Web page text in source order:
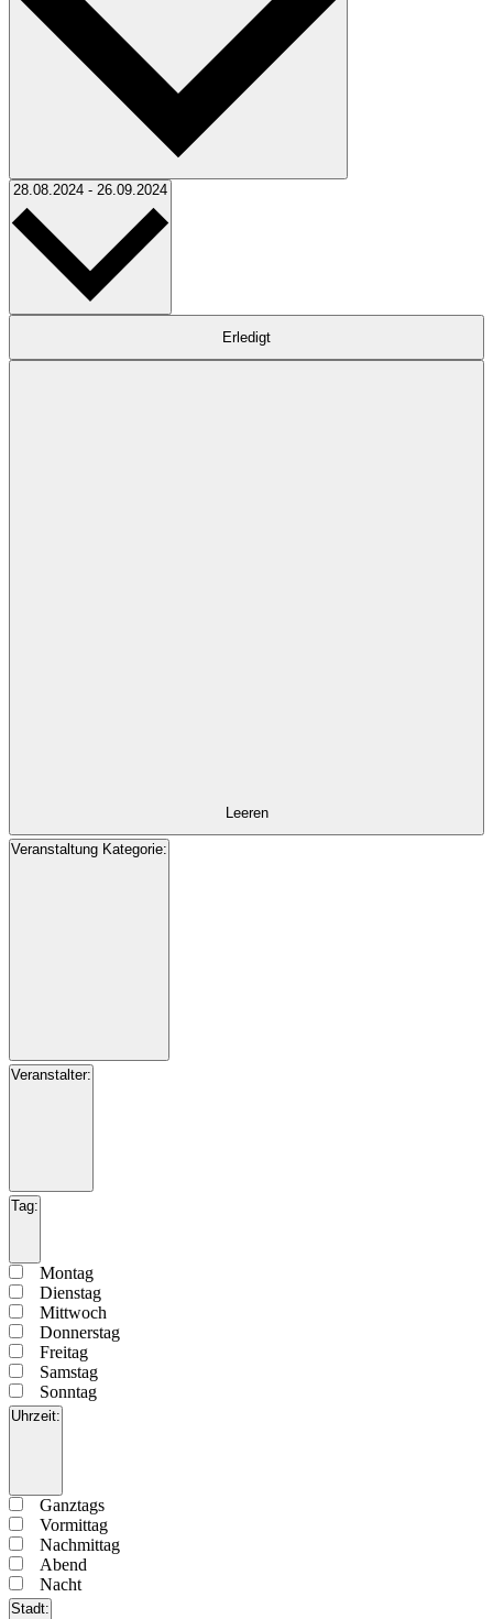
28.08.2024 - 26.09.2024 Datum
Filter
Das
der
Erledigt
Leeren
Veranstaltung Kategorie:
Filter
schließen
Veranstaltung
Veranstalter:
öffnenFilter
Veranstalter
Tag:
öffnen
Filter
schließen
Tag
Montag
Dienstag
Mittwoch
Donnerstag
Freitag
Samstag
Sonntag
Uhrzeit:
öffnenFilter
schließen
UhrzeitGanztags
Vormittag
Nachmittag
Abend
Nacht
Stadt: